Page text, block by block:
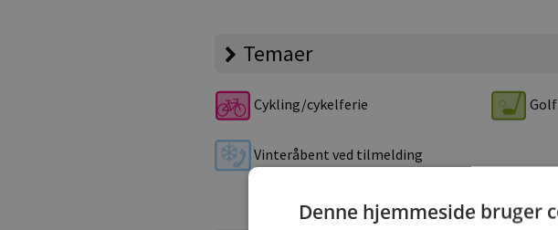
Temaer
Cykling/cykelferie Golf
Vinteråbent ved tilmelding
Denne hjemmeside bruger